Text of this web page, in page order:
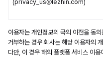
(privacy_us@lezhin.com)
이용자는 개인정보의 국외 이전을 동
거부하는 경우 회사는 해당 이용자의
다만, 이 경우 해외 플랫폼 서비스 이